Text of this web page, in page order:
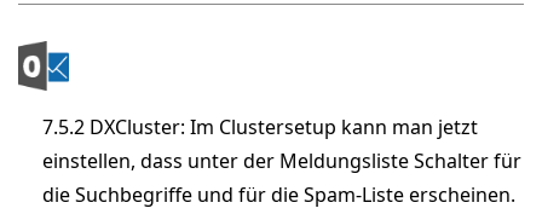
7.5.2 DXCluster: Im Clustersetup kann man jetzt
einstellen, dass unter der Meldungsliste Schalter für
die Suchbegriffe und für die Spam-Liste erscheinen.